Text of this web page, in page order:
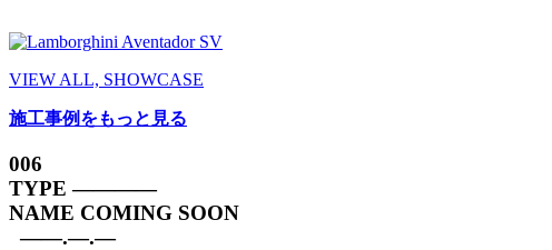
VIEW ALL, SHOWCASE
施工事例をもっと見る
006
TYPE ————
NAME COMING SOON
——.—.—